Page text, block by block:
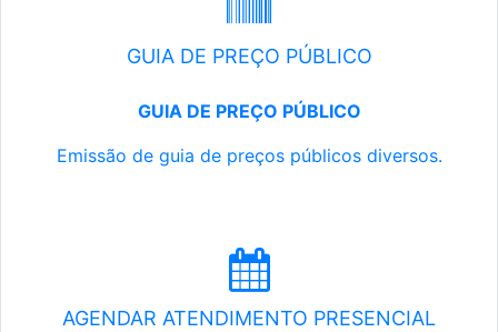
GUIA DE PREÇO PÚBLICO
GUIA DE PREÇO PÚBLICO
Emissão de guia de preços públicos diversos.
AGENDAR ATENDIMENTO PRESENCIAL